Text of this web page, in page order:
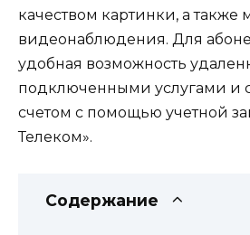
качеством картинки, а также
видеонаблюдения. Для
удобная возможность
подключенными услугами и
счетом с помощью учетной
Телеком».
Содержание